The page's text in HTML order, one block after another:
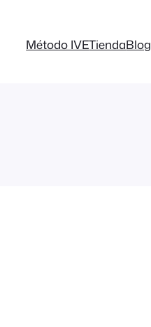
Método IVETiendaBlog